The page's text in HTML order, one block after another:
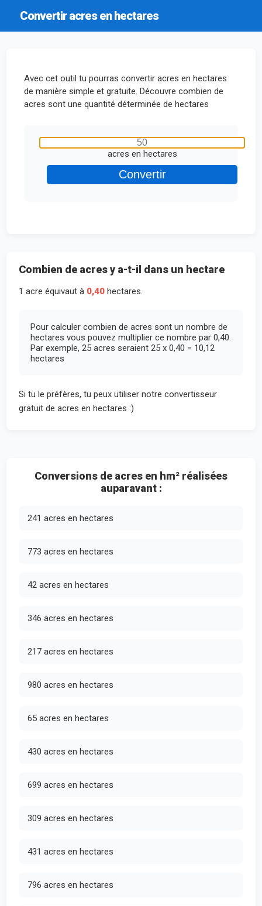
Convertir acres en hectares
Avec cet outil tu pourras convertir acres en hectares
de manière simple et gratuite. Découvre combien de
acres sont une quantité déterminée de hectares
acres en hectares
Combien de acres y a-t-il dans un hectare
1 acre équivaut à 0,40 hectares.
Pour calculer combien de acres sont un nombre de
hectares vous pouvez multiplier ce nombre par 0,40.
Par exemple, 25 acres seraient 25 x 0,40 = 10,12
hectares
Si tu le préfères, tu peux utiliser notre convertisseur
gratuit de acres en hectares :)
Conversions de acres en hm² réalisées
auparavant :
241 acres en hectares
773 acres en hectares
42 acres en hectares
346 acres en hectares
217 acres en hectares
980 acres en hectares
65 acres en hectares
430 acres en hectares
699 acres en hectares
309 acres en hectares
431 acres en hectares
796 acres en hectares